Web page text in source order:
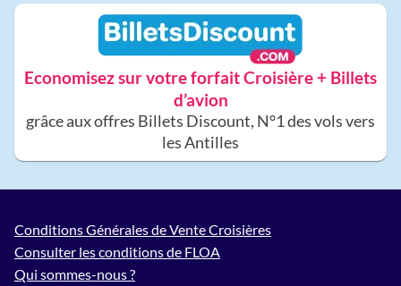
Economisez sur votre forfait Croisière + Billets
d’avion
grâce aux offres Billets Discount, N°1 des vols vers
les Antilles
Conditions Générales de Vente Croisières
Consulter les conditions de FLOA
Qui sommes-nous ?